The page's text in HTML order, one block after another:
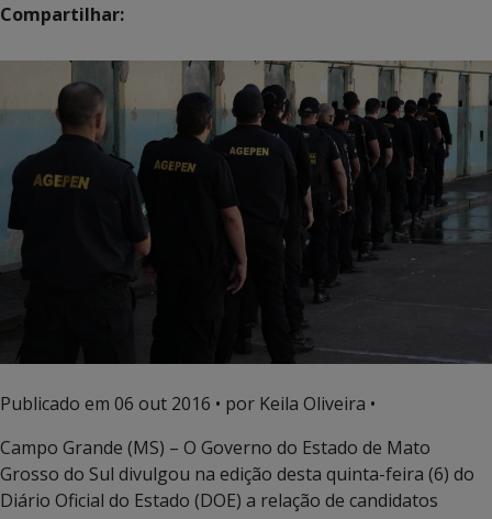
Compartilhar:
Publicado em 06 out 2016 • por Keila Oliveira •
Campo Grande (MS) – O Governo do Estado de Mato
Grosso do Sul divulgou na edição desta quinta-feira (6) do
Diário Oficial do Estado (DOE) a relação de candidatos